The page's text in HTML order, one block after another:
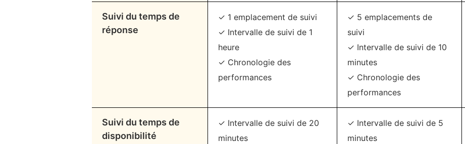
Suivi du temps de
réponse
✓ 1 emplacement de suivi
✓ Intervalle de suivi de 1
heure
✓ Chronologie des
performances
✓ 5 emplacements de
suivi
✓ Intervalle de suivi de 10
minutes
✓ Chronologie des
performances
Suivi du temps de
disponibilité
✓ Intervalle de suivi de 20
minutes
✓ Intervalle de suivi de 5
minutes